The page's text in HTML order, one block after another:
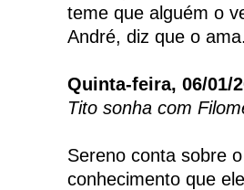
teme que alguém o
André, diz que o
Quinta-feira, 06/01/
Tito sonha com
Sereno conta sobre
conhecimento que